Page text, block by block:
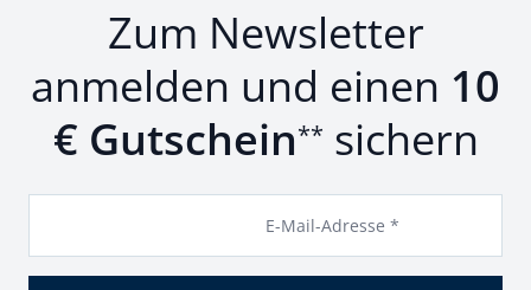
Zum Newsletter
anmelden und einen 10
€ Gutschein** sichern
E-Mail-Adresse *